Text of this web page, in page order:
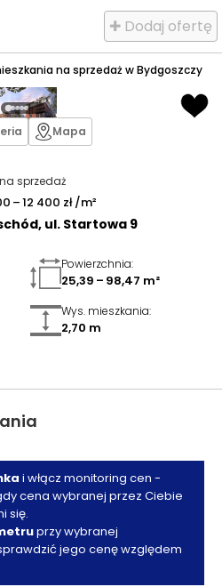
✚ Dodaj ofertę
na sprzedaż w Bydgoszczy
sprzedaż
– 12 400 zł /m²
ul. Startowa 9
Mapa
Powierzchnia:
25,39 – 98,47 m²
Wys. mieszkania:
2,70 m
i włącz monitoring cen -
cena wybranej przez Ciebie
się.
przy wybranej
jego cenę względem